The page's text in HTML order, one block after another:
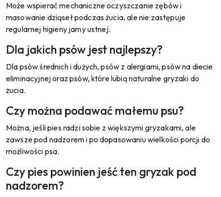
Może wspierać mechaniczne oczyszczanie zębów i
masowanie dziąseł podczas żucia, ale nie zastępuje
regularnej higieny jamy ustnej.
Dla jakich psów jest najlepszy?
Dla psów średnich i dużych, psów z alergiami, psów na diecie
eliminacyjnej oraz psów, które lubią naturalne gryzaki do
żucia.
Czy można podawać małemu psu?
Można, jeśli pies radzi sobie z większymi gryzakami, ale
zawsze pod nadzorem i po dopasowaniu wielkości porcji do
możliwości psa.
Czy pies powinien jeść ten gryzak pod
nadzorem?